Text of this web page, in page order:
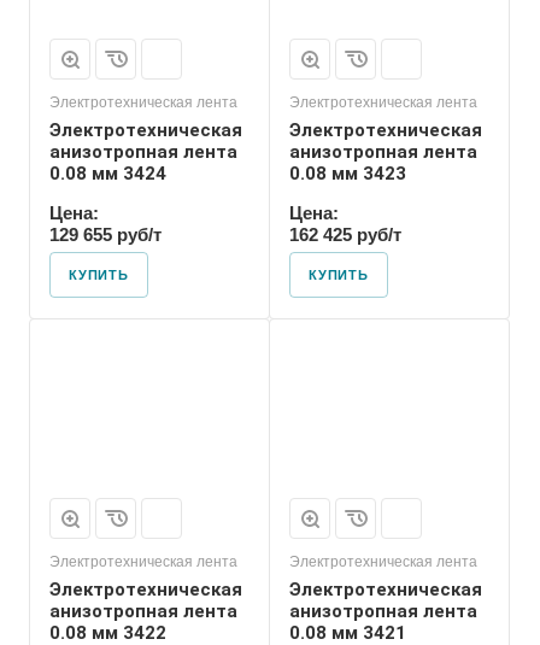
Электротехническая лента
Электротехническая
анизотропная лента
0.08 мм 3424
Цена:
129 655 руб/т
КУПИТЬ
Электротехническая лента
Электротехническая
анизотропная лента
0.08 мм 3423
Цена:
162 425 руб/т
КУПИТЬ
Электротехническая лента
Электротехническая
анизотропная лента
0.08 мм 3422
Электротехническая лента
Электротехническая
анизотропная лента
0.08 мм 3421